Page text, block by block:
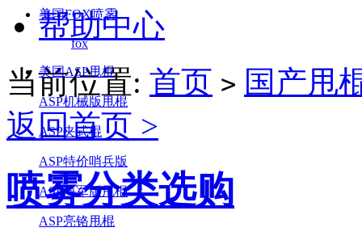
美国FOX喷雾
fox
美国ASP甩棍
ASP机械版甩棍
ASP夹式棍
ASP特价哨兵版
ASP海军版甩棍
ASP亮铬甩棍
帮助中心
当前位置: 首页 > 国产甩
返回首页 >
喷雾分类选购